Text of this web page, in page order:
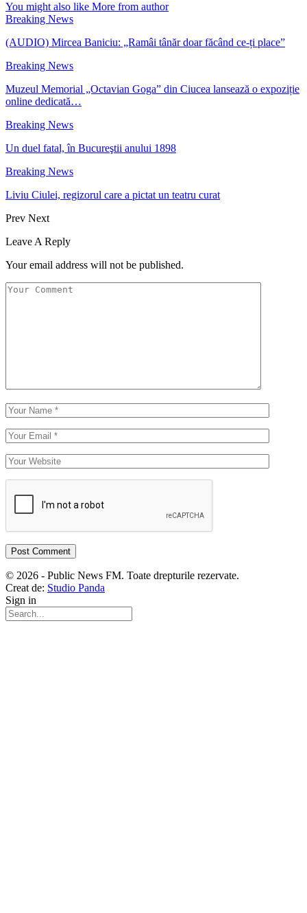
You might also like More from author
Breaking News
(AUDIO) Mircea Baniciu: „Ramâi tânăr doar făcând ce-ți place”
Breaking News
Muzeul Memorial „Octavian Goga” din Ciucea lansează o expoziție
online dedicată…
Breaking News
Un duel fatal, în Bucureştii anului 1898
Breaking News
Liviu Ciulei, regizorul care a pictat un teatru curat
Prev Next
Leave A Reply
Your email address will not be published.
© 2026 - Public News FM. Toate drepturile rezervate.
Creat de: Studio Panda
Sign in